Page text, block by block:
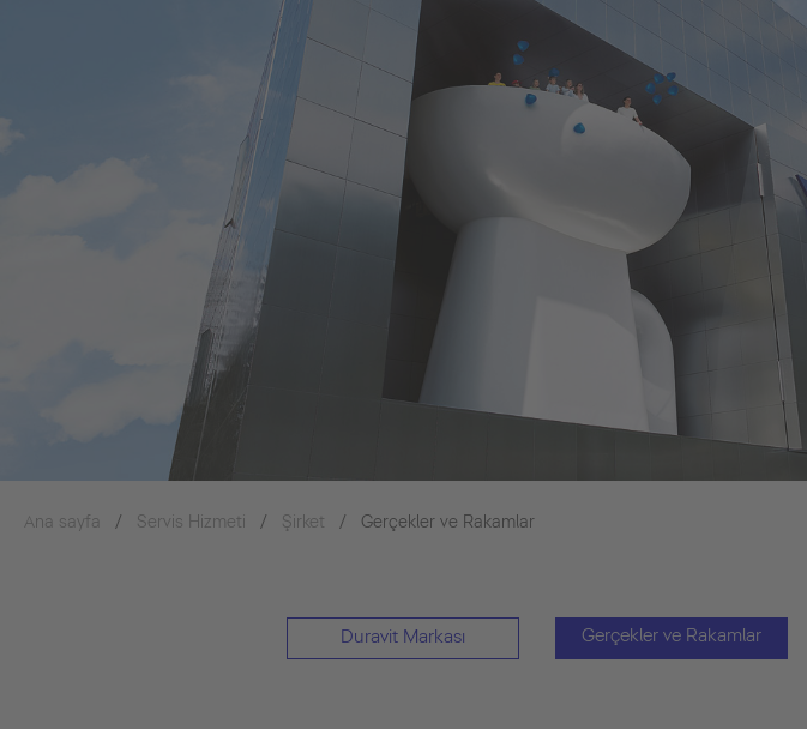
Ana sayfa Servis Hizmeti Şirket Gerçekler ve Rakamlar
Duravit Markası Gerçekler ve Rakamlar